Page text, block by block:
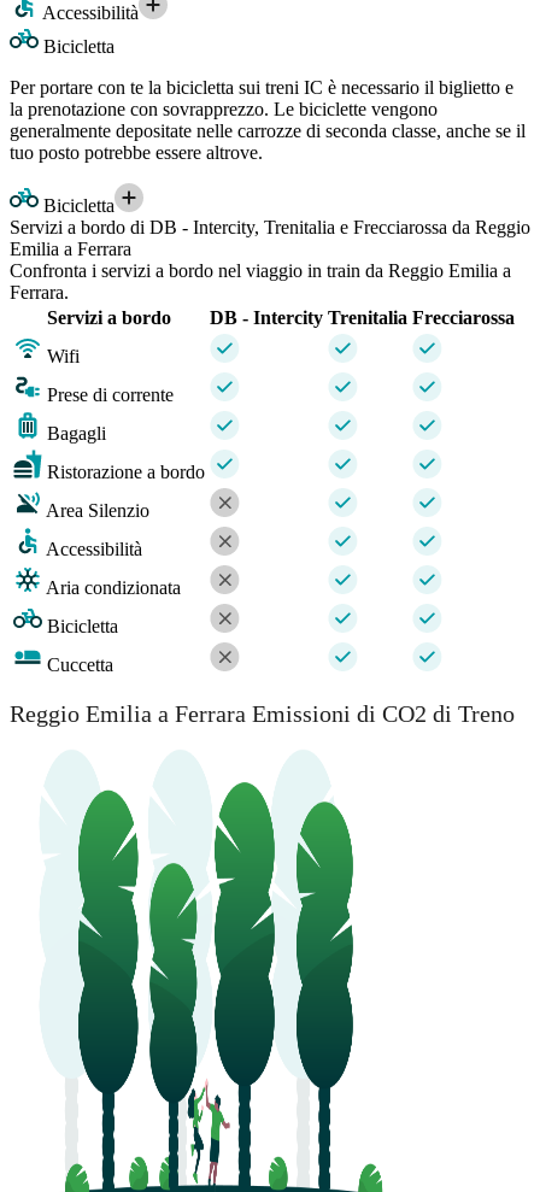
Accessibilità
Bicicletta
Per portare con te la bicicletta sui treni IC è necessario il biglietto e
la prenotazione con sovrapprezzo. Le biciclette vengono
generalmente depositate nelle carrozze di seconda classe, anche se il
tuo posto potrebbe essere altrove.
Bicicletta
Servizi a bordo di DB - Intercity, Trenitalia e Frecciarossa da Reggio
Emilia a Ferrara
Confronta i servizi a bordo nel viaggio in train da Reggio Emilia a
Ferrara.
Servizi a bordo
DB - Intercity Trenitalia Frecciarossa
Wifi
Prese di corrente
Bagagli
Ristorazione a bordo
Area Silenzio
Accessibilità
Aria condizionata
Bicicletta
Cuccetta
Reggio Emilia a Ferrara Emissioni di CO2 di Treno